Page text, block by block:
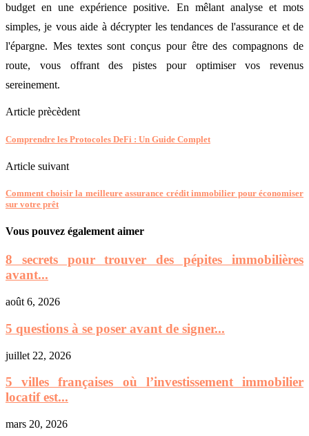
budget en une expérience positive. En mêlant analyse et mots
simples, je vous aide à décrypter les tendances de l'assurance et de
l'épargne. Mes textes sont conçus pour être des compagnons de
route, vous offrant des pistes pour optimiser vos revenus
sereinement.
Article prècèdent
Comprendre les Protocoles DeFi : Un Guide Complet
Article suivant
Comment choisir la meilleure assurance crédit immobilier pour économiser
sur votre prêt
Vous pouvez également aimer
8 secrets pour trouver des pépites immobilières
avant...
août 6, 2026
5 questions à se poser avant de signer...
juillet 22, 2026
5 villes françaises où l’investissement immobilier
locatif est...
mars 20, 2026